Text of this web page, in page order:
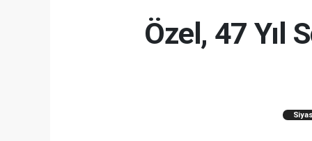
Özel, 47 Yıl